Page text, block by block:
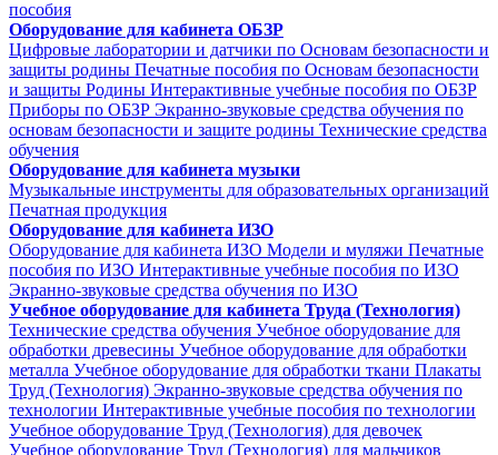
пособия
Оборудование для кабинета ОБЗР
Цифровые лаборатории и датчики по Основам безопасности и
защиты родины Печатные пособия по Основам безопасности
и защиты Родины Интерактивные учебные пособия по ОБЗР
Приборы по ОБЗР Экранно-звуковые средства обучения по
основам безопасности и защите родины Технические средства
обучения
Оборудование для кабинета музыки
Музыкальные инструменты для образовательных организаций
Печатная продукция
Оборудование для кабинета ИЗО
Оборудование для кабинета ИЗО Модели и муляжи Печатные
пособия по ИЗО Интерактивные учебные пособия по ИЗО
Экранно-звуковые средства обучения по ИЗО
Учебное оборудование для кабинета Труда (Технология)
Технические средства обучения Учебное оборудование для
обработки древесины Учебное оборудование для обработки
металла Учебное оборудование для обработки ткани Плакаты
Труд (Технология) Экранно-звуковые средства обучения по
технологии Интерактивные учебные пособия по технологии
Учебное оборудование Труд (Технология) для девочек
Учебное оборудование Труд (Технология) для мальчиков